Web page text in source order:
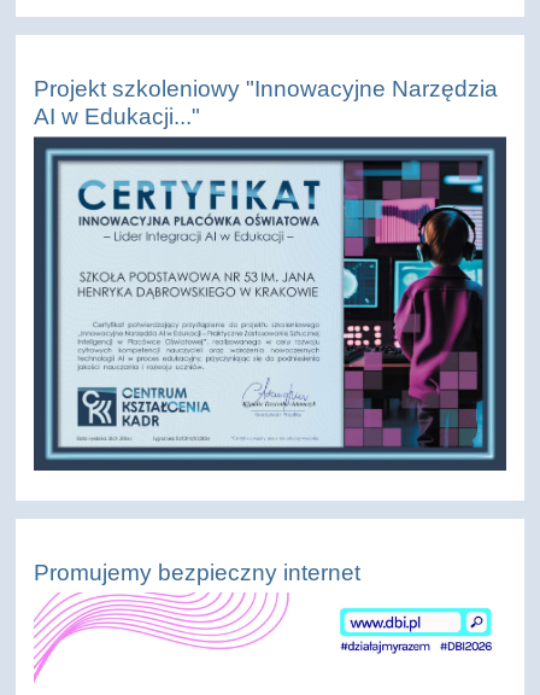
Projekt szkoleniowy "Innowacyjne Narzędzia
AI w Edukacji..."
Promujemy bezpieczny internet